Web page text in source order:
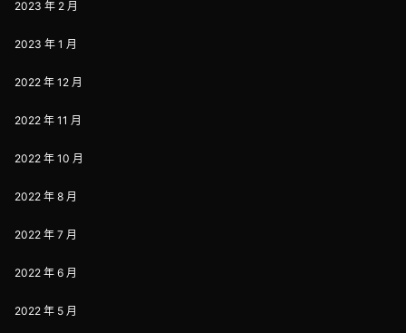
2023 年 2 月
2023 年 1 月
2022 年 12 月
2022 年 11 月
2022 年 10 月
2022 年 8 月
2022 年 7 月
2022 年 6 月
2022 年 5 月